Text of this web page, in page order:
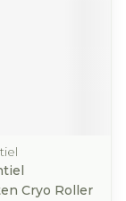
Cryo Roller